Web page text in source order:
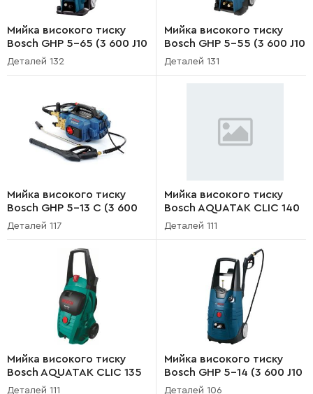
Мийка високого тиску
Bosch GHP 5-65 (3 600 J10
500)
Деталей 132
Мийка високого тиску
Bosch GHP 5-55 (3 600 J10
400)
Деталей 131
Мийка високого тиску
Bosch GHP 5-13 C (3 600
J10 000)
Деталей 117
Мийка високого тиску
Bosch AQUATAK CLIC 140
(3 600 H79 300)
Деталей 111
Мийка високого тиску
Bosch AQUATAK CLIC 135
(3 600 H79 200)
Деталей 111
Мийка високого тиску
Bosch GHP 5-14 (3 600 J10
100)
Деталей 106